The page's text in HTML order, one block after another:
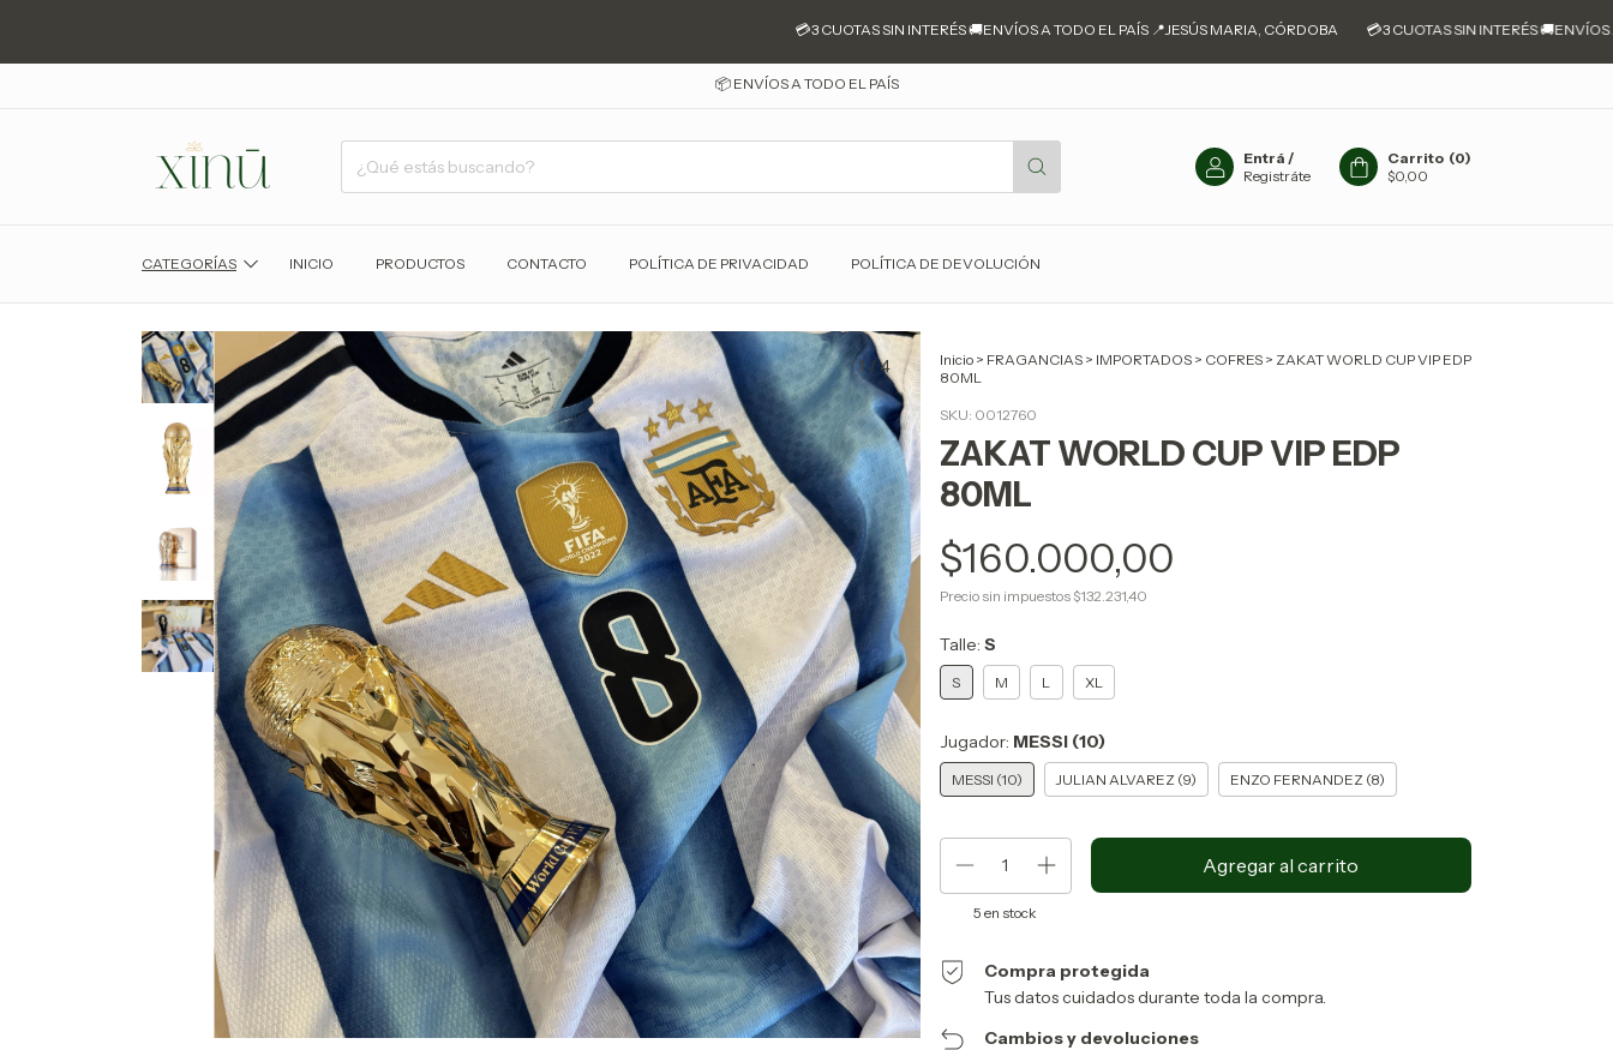
💳3 CUOTAS SIN INTERÉS 🚚ENVÍOS A TODO EL PAÍS 📍JESÚS MARIA, CÓRDOBA 💳3 CUOTAS SIN INTERÉS 🚚ENVÍOS A
📦 ENVÍOS A TODO EL PAÍS
Entrá /
Registráte
Carrito (0)
$0,00
CATEGORÍAS INICIO PRODUCTOS CONTACTO POLÍTICA DE PRIVACIDAD POLÍTICA DE DEVOLUCIÓN
1 /4 Inicio > FRAGANCIAS > IMPORTADOS > COFRES > ZAKAT WORLD CUP VIP EDP
80ML
SKU: 0012760
ZAKAT WORLD CUP VIP EDP
80ML
$160.000,00
Precio sin impuestos $132.231,40
Talle: S
S M L XL
Jugador: MESSI (10)
MESSI (10) JULIAN ALVAREZ (9) ENZO FERNANDEZ (8)
5 en stock
Compra protegida
Tus datos cuidados durante toda la compra.
Cambios y devoluciones